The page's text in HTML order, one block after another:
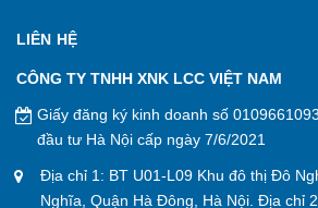
LIÊN HỆ
CÔNG TY TNHH XNK LCC VIỆT NAM
Giấy đăng ký kinh doanh số
đầu tư Hà Nội cấp ngày 7/6/2021
Địa chỉ 1: BT U01-L09 Khu đô thị Đô
Nghĩa, Quận Hà Đông, Hà Nội. Địa chỉ